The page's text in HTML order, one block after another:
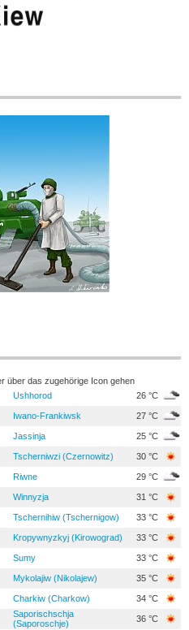
über das zugehörige Icon gehen
Ushhorod 26 °C
Iwano-Frankiwsk 27 °C
Jassinja 25 °C
Tscherniwzi (Czernowitz) 30 °C
Riwne 29 °C
Winnyzja 31 °C
Tschernihiw (Tschernigow) 33 °C
Kropywnyzkyj (Kirowograd) 33 °C
Sumy 33 °C
Mykolajiw (Nikolajew) 35 °C
Charkiw (Charkow) 34 °C
Saporischschja
(Saporoschje)
36 °C